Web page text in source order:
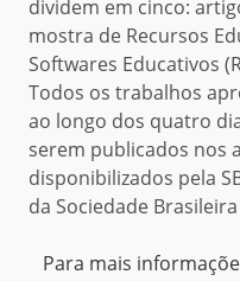
dividem em cinco:
mostra de Recursos
Softwares Educativos
Todos os trabalhos
ao longo dos quatro
serem publicados nos
disponibilizados pela
da Sociedade
Para mais